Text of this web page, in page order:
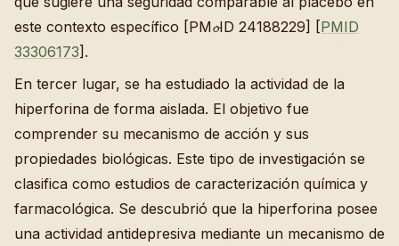
este contexto específico [PM𝓸ID 24188229] [PMID
33306173].
En tercer lugar, se ha estudiado la actividad de la
hiperforina de forma aislada. El objetivo fue
comprender su mecanismo de acción y sus
propiedades biológicas. Este tipo de investigación se
clasifica como estudios de caracterización química y
farmacológica. Se descubrió que la hiperforina posee
una actividad antidepresiva mediante un mecanismo de